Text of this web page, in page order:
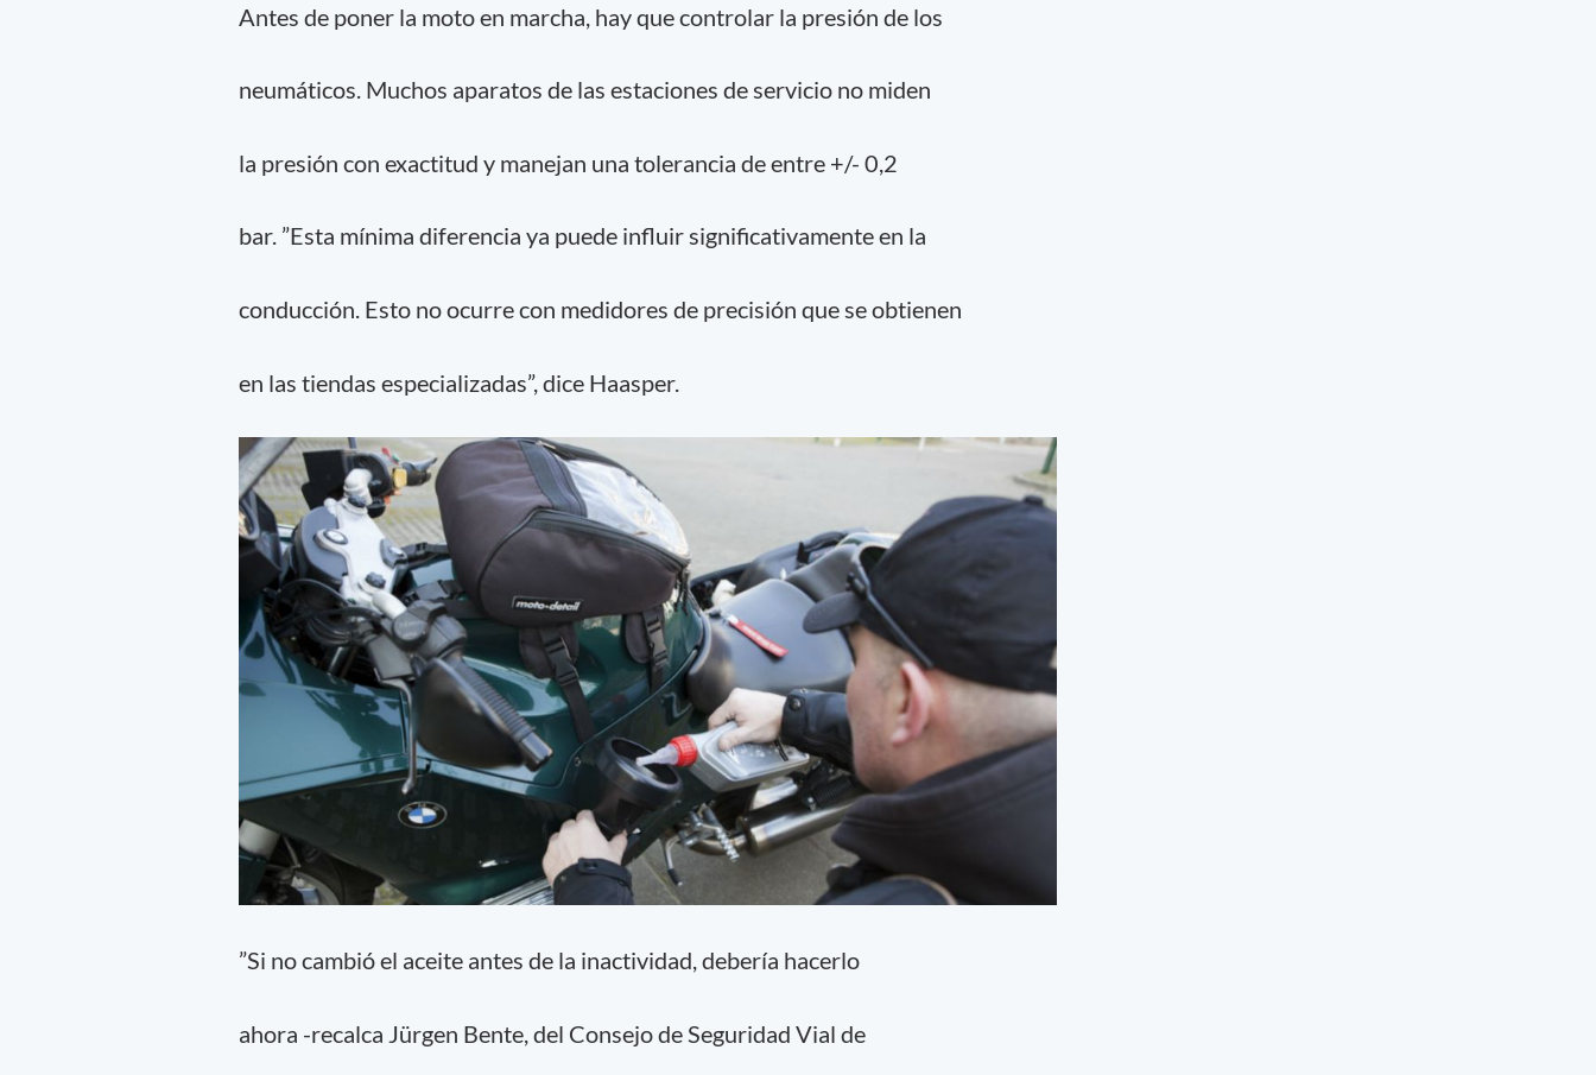
Antes de poner la moto en marcha, hay que controlar la presión de los
neumáticos. Muchos aparatos de las estaciones de servicio no miden
la presión con exactitud y manejan una tolerancia de entre +/- 0,2
bar. ”Esta mínima diferencia ya puede influir significativamente en la
conducción. Esto no ocurre con medidores de precisión que se obtienen
en las tiendas especializadas”, dice Haasper.
”Si no cambió el aceite antes de la inactividad, debería hacerlo
ahora -recalca Jürgen Bente, del Consejo de Seguridad Vial de